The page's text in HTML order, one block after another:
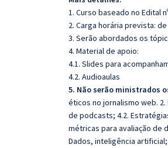
1. Curso baseado no Edital
2. Carga horária prevista:
3. Serão abordados os
4. Material de apoio:
4.1. Slides para
4.2. Audioaulas
5. Não serão ministrados
éticos no jornalismo web.
de podcasts; 4.2.
métricas para avaliação de
Dados, inteligência artificial;